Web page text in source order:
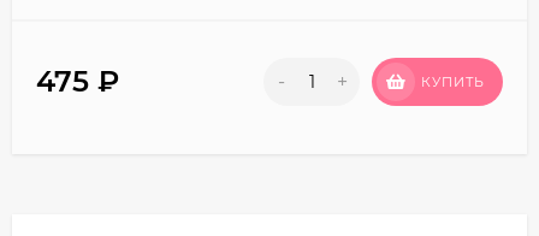
475 ₽ - + КУПИТЬ